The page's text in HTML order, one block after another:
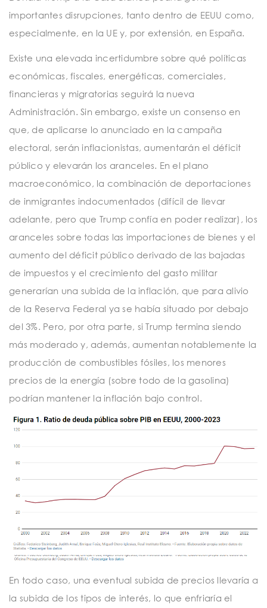
importantes disrupciones, tanto dentro de EEUU como,
especialmente, en la UE y, por extensión, en España.
Existe una elevada incertidumbre sobre qué políticas
económicas, fiscales, energéticas, comerciales,
financieras y migratorias seguirá la nueva
Administración. Sin embargo, existe un consenso en
que, de aplicarse lo anunciado en la campaña
electoral, serán inflacionistas, aumentarán el déficit
público y elevarán los aranceles. En el plano
macroeconómico, la combinación de deportaciones
de inmigrantes indocumentados (difícil de llevar
adelante, pero que Trump confía en poder realizar), los
aranceles sobre todas las importaciones de bienes y el
aumento del déficit público derivado de las bajadas
de impuestos y el crecimiento del gasto militar
generarían una subida de la inflación, que para alivio
de la Reserva Federal ya se había situado por debajo
del 3%. Pero, por otra parte, si Trump termina siendo
más moderado y, además, aumentan notablemente la
producción de combustibles fósiles, los menores
precios de la energía (sobre todo de la gasolina)
podrían mantener la inflación bajo control.
En todo caso, una eventual subida de precios llevaría a
la subida de los tipos de interés, lo que enfriaría el